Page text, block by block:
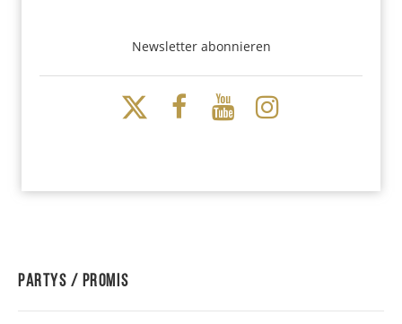
Newsletter abonnieren
Partys / Promis